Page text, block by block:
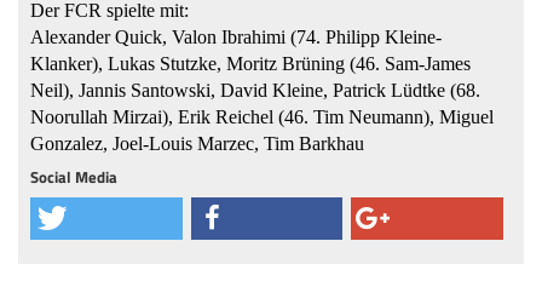
Der FCR spielte mit:
Alexander Quick, Valon Ibrahimi (74. Philipp Kleine-
Klanker), Lukas Stutzke, Moritz Brüning (46. Sam-James
Neil), Jannis Santowski, David Kleine, Patrick Lüdtke (68.
Noorullah Mirzai), Erik Reichel (46. Tim Neumann), Miguel
Gonzalez, Joel-Louis Marzec, Tim Barkhau
Social Media